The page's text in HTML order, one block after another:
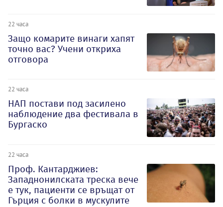
22 часа
Защо комарите винаги хапят
точно вас? Учени откриха
отговора
22 часа
НАП постави под засилено
наблюдение два фестивала в
Бургаско
22 часа
Проф. Кантарджиев:
Западнонилската треска вече
е тук, пациенти се връщат от
Гърция с болки в мускулите